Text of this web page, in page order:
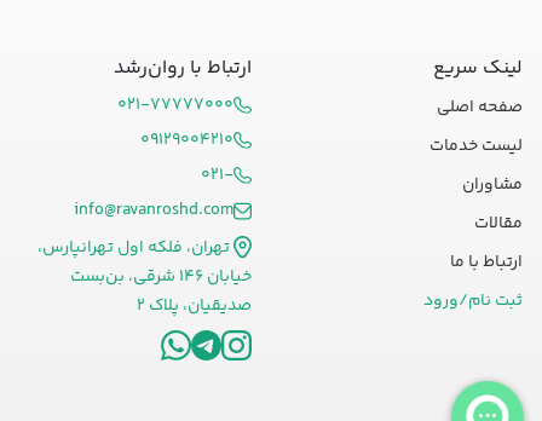
لینک سریع
صفحه اصلی
لیست خدمات
مشاوران
مقالات
ارتباط با ما
ثبت نام/ورود
ارتباط با روان‌رشد
۰۲۱-۷۷۷۷۷۰۰۰
۰۹۱۲۹۰۰۴۲۱۰
۰۲۱-
info@ravanroshd.com
تهران، فلکه اول تهرانپارس،
خیابان ۱۴۶ شرقی، بن‌بست
صدیقیان، پلاک ۲